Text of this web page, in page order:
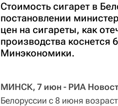
Стоимость сигарет в
постановлении
цен на сигареты, как
производства коснется
Минэкономики.
МИНСК, 7 июн - РИА
Белоруссии с 8 июня